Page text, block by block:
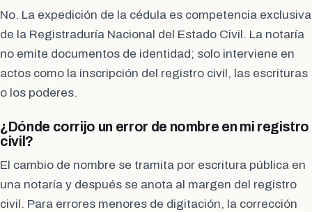
No. La expedición de la cédula es competencia exclusiva
de la Registraduría Nacional del Estado Civil. La notaría
no emite documentos de identidad; solo interviene en
actos como la inscripción del registro civil, las escrituras
o los poderes.
¿Dónde corrijo un error de nombre en mi registro
civil?
El cambio de nombre se tramita por escritura pública en
una notaría y después se anota al margen del registro
civil. Para errores menores de digitación, la corrección